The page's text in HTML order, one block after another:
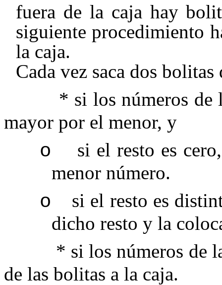
fuera de la caja hay
siguiente procedimiento
la caja.
Cada vez saca dos bolitas
* si los números de
mayor por el menor, y
o
si el resto es
menor número.
o
si el resto es
dicho resto y la
* si los números de
de las bolitas a la caja.